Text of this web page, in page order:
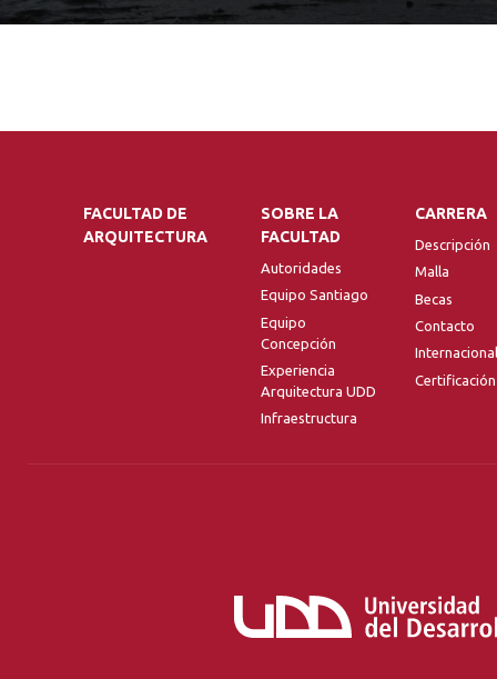
FACULTAD DE
ARQUITECTURA
SOBRE LA
FACULTAD
Autoridades
Equipo Santiago
Equipo
Concepción
Experiencia
Arquitectura UDD
Infraestructura
CARRERA
Descripción
Malla
Becas
Contacto
Internacional
Certificación